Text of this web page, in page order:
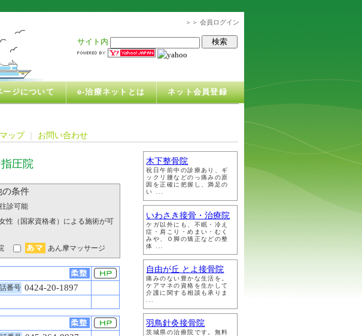
＞＞ 会員ログイン
サイト内
ージについて e-治療ネットとは ネット会員登録
ップ｜ お問い合わせ
木下整骨院
祝日午前中の診療あり、ギ
ックリ腰などのっ痛みの原
因を正確に把握し、満足の
い ...
いわさき接骨・治療院
ケガ以外にも、不眠・冷え
症・肩こり・めまい・むく
みや、Ｏ脚の矯正などの整
体 ...
自由が丘 とよ接骨院
痛みのない豊かな生活を。
ケアマネの資格を生かして
介護に関する相談も承りま
羽鳥針灸接骨院
茨城県の治療院です。無料
圧院
の条件
往診可能
性（国家資格者）による施術が可
あん摩マッサージ
番号 0424-20-1897